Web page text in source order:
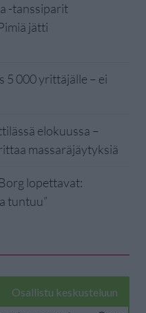
-tanssiparit
jätti
5 000 yrittäjälle – ei
elokuussa –
massaräjäytyksiä
lopettavat:
tuntuu”